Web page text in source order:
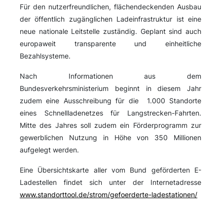
Für den nutzerfreundlichen, flächendeckenden Ausbau
der öffentlich zugänglichen Ladeinfrastruktur ist eine
neue nationale Leitstelle zuständig. Geplant sind auch
europaweit transparente und einheitliche
Bezahlsysteme.
Nach Informationen aus dem
Bundesverkehrsministerium beginnt in diesem Jahr
zudem eine Ausschreibung für die 1.000 Standorte
eines Schnellladenetzes für Langstrecken-Fahrten.
Mitte des Jahres soll zudem ein Förderprogramm zur
gewerblichen Nutzung in Höhe von 350 Millionen
aufgelegt werden.
Eine Übersichtskarte aller vom Bund geförderten E-
Ladestellen findet sich unter der Internetadresse
www.standorttool.de/strom/gefoerderte-ladestationen/